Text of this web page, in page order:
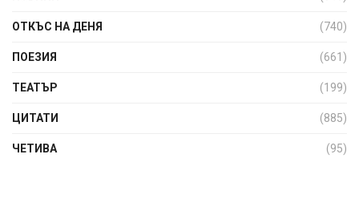
ОТКЪС НА ДЕНЯ (740)
ПОЕЗИЯ (661)
ТЕАТЪР (199)
ЦИТАТИ (885)
ЧЕТИВА (95)